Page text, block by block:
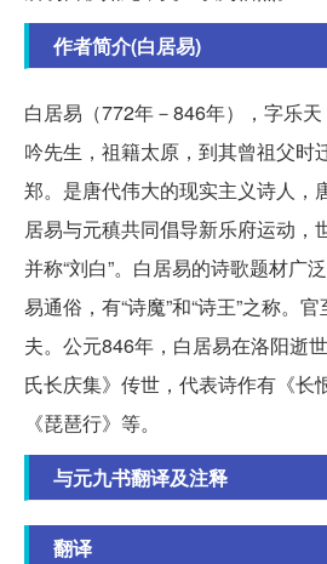
作者简介(白居易)
白居易（772年－846年），字乐
吟先生，祖籍太原，到其曾祖父时
郑。是唐代伟大的现实主义诗人，
居易与元稹共同倡导新乐府运动，
并称“刘白”。白居易的诗歌题材广
易通俗，有“诗魔”和“诗王”之称。
夫。公元846年，白居易在洛阳逝
氏长庆集》传世，代表诗作有《长
《琵琶行》等。
与元九书翻译及注释
翻译